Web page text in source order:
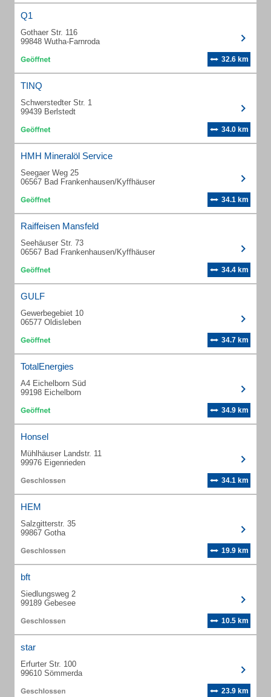
Q1
Gothaer Str. 116
99848 Wutha-Farnroda
32.6 km
TINQ
Schwerstedter Str. 1
99439 Berlstedt
34.0 km
HMH Mineralöl Service
Seegaer Weg 25
06567 Bad Frankenhausen/Kyffhäuser
34.1 km
Raiffeisen Mansfeld
Seehäuser Str. 73
06567 Bad Frankenhausen/Kyffhäuser
34.4 km
GULF
Gewerbegebiet 10
06577 Oldisleben
34.7 km
TotalEnergies
A4 Eichelborn Süd
99198 Eichelborn
34.9 km
Honsel
Mühlhäuser Landstr. 11
99976 Eigenrieden
34.1 km
HEM
Salzgitterstr. 35
99867 Gotha
19.9 km
bft
Siedlungsweg 2
99189 Gebesee
10.5 km
star
Erfurter Str. 100
99610 Sömmerda
23.9 km